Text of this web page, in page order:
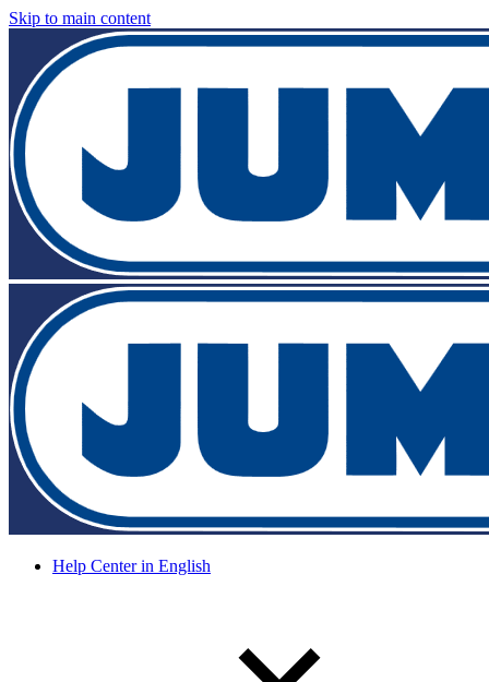
Skip to main content
Help Center in English